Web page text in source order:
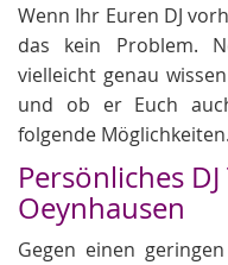
Wenn Ihr Euren DJ
das kein Problem.
vielleicht genau
und ob er Euch
folgende Möglichkeiten.
Persönliches
Oeynhausen
Gegen einen